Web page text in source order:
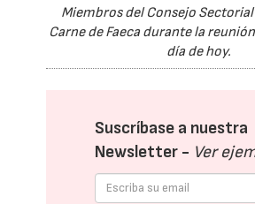
Miembros del Consejo Sectorial
Carne de Faeca durante la
día de hoy.
Suscríbase a nuestra
Newsletter - Ver